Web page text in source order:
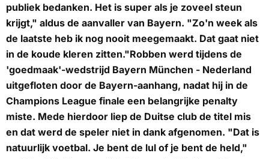
publiek bedanken. Het is super als je zoveel steun
krijgt," aldus de aanvaller van Bayern. "Zo'n week als
de laatste heb ik nog nooit meegemaakt. Dat gaat niet
in de koude kleren zitten."Robben werd tijdens de
'goedmaak'-wedstrijd Bayern München - Nederland
uitgefloten door de Bayern-aanhang, nadat hij in de
Champions League finale een belangrijke penalty
miste. Mede hierdoor liep de Duitse club de titel mis
en dat werd de speler niet in dank afgenomen. "Dat is
natuurlijk voetbal. Je bent de lul of je bent de held,"